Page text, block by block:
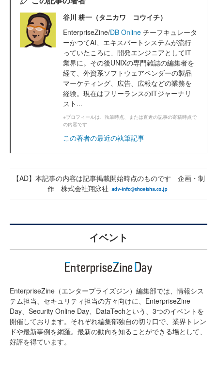
谷川 耕一（タニカワ コウイチ）
EnterpriseZine/DB Online チーフキュレータ
ーかつてAI、エキスパートシステムが流行
っていたころに、開発エンジニアとしてIT
業界に。その後UNIXの専門雑誌の編集者を
経て、外資系ソフトウェアベンダーの製品
マーケティング、広告、広報などの業務を
経験。現在はフリーランスのITジャーナリ
スト...
※プロフィールは、執筆時点、または直近の記事の寄稿時点で
の内容です
この著者の最近の執筆記事
【AD】本記事の内容は記事掲載開始時点のものです 企画・制
作 株式会社翔泳社
イベント
EnterpriseZine（エンタープライズジン）編集部では、情報シス
テム担当、セキュリティ担当の方々向けに、EnterpriseZine
Day、Security Online Day、DataTechという、3つのイベントを
開催しております。それぞれ編集部独自の切り口で、業界トレン
ドや最新事例を網羅。最新の動向を知ることができる場として、
好評を得ています。